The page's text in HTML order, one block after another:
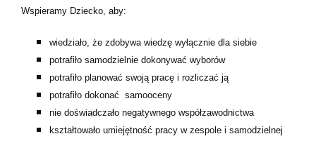
Wspieramy Dziecko, aby:
wiedziało, że zdobywa wiedzę wyłącznie dla siebie
potrafiło samodzielnie dokonywać wyborów
potrafiło planować swoją pracę i rozliczać ją
potrafiło dokonać samooceny
nie doświadczało negatywnego współzawodnictwa
kształtowało umiejętność pracy w zespole i samodzielnej